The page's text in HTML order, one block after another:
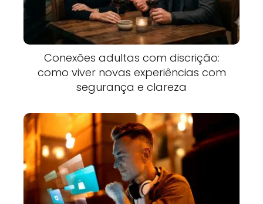
Conexões adultas com discrição:
como viver novas experiências com
segurança e clareza